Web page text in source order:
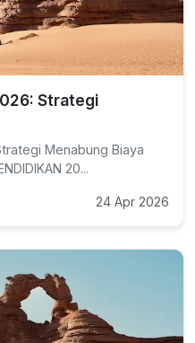
Strategi
Menabung Biaya
20...
24 Apr 2026